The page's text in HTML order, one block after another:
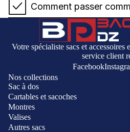
Comment passer
Votre spécialiste sacs et
service client
Facebook
Nos collections
Sac à dos
Cartables et sacoches
Montres
Valises
Autres sacs